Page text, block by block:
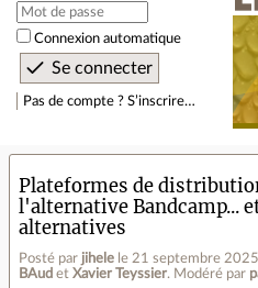
Connexion automatique
Pas de compte ? S’inscrire…
Plateformes de
l'alternative Bandcamp...
alternatives
Posté par jihele le 21 septembre
BAud et Xavier Teyssier. Modéré par